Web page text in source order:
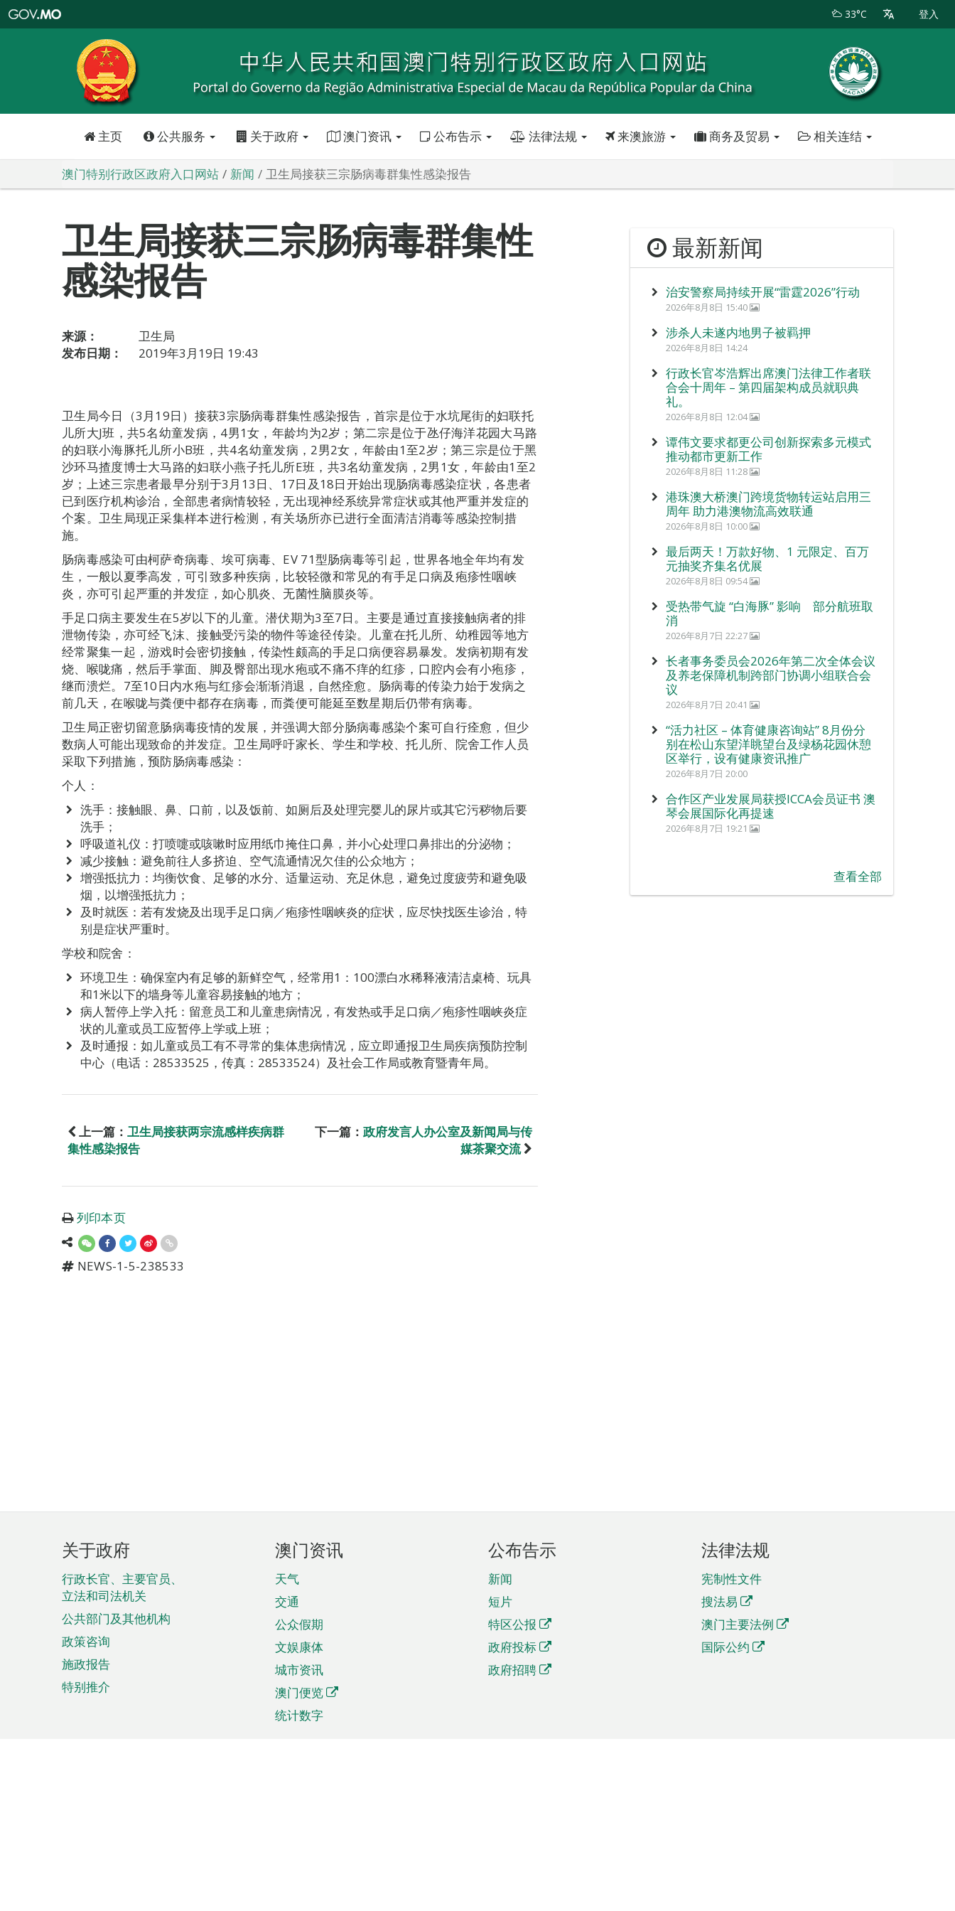
特
政
区
政
口
33°C 登入
主页 公共服务 关于政府 澳门资讯 公布告示 法律法规 来澳旅游 商务及贸易 相关连结
澳门特别行政区政府入口网站 新闻 卫生局接获三宗肠病毒群集性感染报告
卫生局接获三宗肠病毒群集性
感染报告
来源：
卫生局
发布日期：
2019年3月19日 19:43
卫生局今日（3月19日）接获3宗肠病毒群集性感染报告，首宗是位于水坑尾街的妇联托
儿所大J班，共5名幼童发病，4男1女，年龄均为2岁；第二宗是位于氹仔海洋花园大马路
的妇联小海豚托儿所小B班，共4名幼童发病，2男2女，年龄由1至2岁；第三宗是位于黑
沙环马揸度博士大马路的妇联小燕子托儿所E班，共3名幼童发病，2男1女，年龄由1至2
岁；上述三宗患者最早分别于3月13日、17日及18日开始出现肠病毒感染症状，各患者
已到医疗机构诊治，全部患者病情较轻，无出现神经系统异常症状或其他严重并发症的
个案。卫生局现正采集样本进行检测，有关场所亦已进行全面清洁消毒等感染控制措
施。
肠病毒感染可由柯萨奇病毒、埃可病毒、EV 71型肠病毒等引起，世界各地全年均有发
生，一般以夏季高发，可引致多种疾病，比较轻微和常见的有手足口病及疱疹性咽峡
炎，亦可引起严重的并发症，如心肌炎、无菌性脑膜炎等。
手足口病主要发生在5岁以下的儿童。潜伏期为3至7日。主要是通过直接接触病者的排
泄物传染，亦可经飞沫、接触受污染的物件等途径传染。儿童在托儿所、幼稚园等地方
经常聚集一起，游戏时会密切接触，传染性颇高的手足口病便容易暴发。发病初期有发
烧、喉咙痛，然后手掌面、脚及臀部出现水疱或不痛不痒的红疹，口腔内会有小疱疹，
继而溃烂。7至10日内水疱与红疹会渐渐消退，自然痊愈。肠病毒的传染力始于发病之
前几天，在喉咙与粪便中都存在病毒，而粪便可能延至数星期后仍带有病毒。
卫生局正密切留意肠病毒疫情的发展，并强调大部分肠病毒感染个案可自行痊愈，但少
数病人可能出现致命的并发症。卫生局呼吁家长、学生和学校、托儿所、院舍工作人员
采取下列措施，预防肠病毒感染：
个人：
洗手：接触眼、鼻、口前，以及饭前、如厕后及处理完婴儿的尿片或其它污秽物后要
洗手；
呼吸道礼仪：打喷嚏或咳嗽时应用纸巾掩住口鼻，并小心处理口鼻排出的分泌物；
减少接触：避免前往人多挤迫、空气流通情况欠佳的公众地方；
增强抵抗力：均衡饮食、足够的水分、适量运动、充足休息，避免过度疲劳和避免吸
烟，以增强抵抗力；
及时就医：若有发烧及出现手足口病／疱疹性咽峡炎的症状，应尽快找医生诊治，特
别是症状严重时。
学校和院舍：
环境卫生：确保室内有足够的新鲜空气，经常用1：100漂白水稀释液清洁桌椅、玩具
和1米以下的墙身等儿童容易接触的地方；
病人暂停上学入托：留意员工和儿童患病情况，有发热或手足口病／疱疹性咽峡炎症
状的儿童或员工应暂停上学或上班；
及时通报：如儿童或员工有不寻常的集体患病情况，应立即通报卫生局疾病预防控制
中心（电话：28533525，传真：28533524）及社会工作局或教育暨青年局。
上一篇： 卫生局接获两宗流感样疾病群
集性感染报告
下一篇： 政府发言人办公室及新闻局与传
媒茶聚交流
列印本页
NEWS-1-5-238533
最新新闻
治安警察局持续开展“雷霆2026”行动
2026年8月8日 15:40
涉杀人未遂内地男子被羁押
2026年8月8日 14:24
行政长官岑浩辉出席澳门法律工作者联
合会十周年 – 第四届架构成员就职典
礼。
2026年8月8日 12:04
谭伟文要求都更公司创新探索多元模式
推动都市更新工作
2026年8月8日 11:28
港珠澳大桥澳门跨境货物转运站启用三
周年 助力港澳物流高效联通
2026年8月8日 10:00
最后两天！万款好物、1 元限定、百万
元抽奖齐集名优展
2026年8月8日 09:54
受热带气旋 “白海豚” 影响 部分航班取
消
2026年8月7日 22:27
长者事务委员会2026年第二次全体会议
及养老保障机制跨部门协调小组联合会
议
2026年8月7日 20:41
“活力社区 – 体育健康咨询站” 8月份分
别在松山东望洋眺望台及绿杨花园休憩
区举行，设有健康资讯推广
2026年8月7日 20:00
合作区产业发展局获授ICCA会员证书 澳
琴会展国际化再提速
2026年8月7日 19:21
查看全部
页
脚
菜
单
关于政府
行政长官、主要官员、
立法和司法机关
公共部门及其他机构
政策咨询
施政报告
特别推介
澳门资讯
天气
交通
公众假期
文娱康体
城市资讯
澳门便览
统计数字
公布告示
新闻
短片
特区公报
政府投标
政府招聘
法律法规
宪制性文件
搜法易
澳门主要法例
国际公约